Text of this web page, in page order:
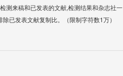
测来稿和已发表的文献,检测结果和杂志社一
已发表文献复制比。（限制字符数1万）